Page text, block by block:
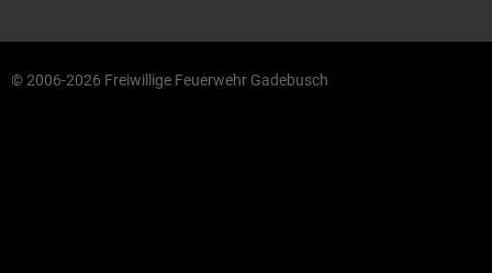
© 2006-2026 Freiwillige Feuerwehr Gadebusch